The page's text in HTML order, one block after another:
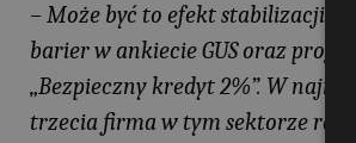
– Może być to efekt stabilizacji
barier w ankiecie GUS oraz
„Bezpieczny kredyt 2%”. W
trzecia firma w tym sektorze